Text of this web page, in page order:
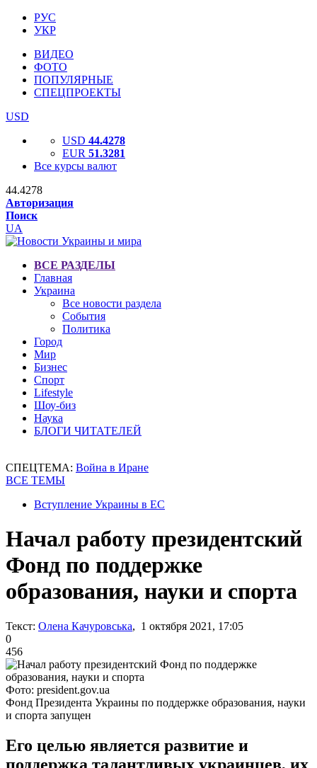
РУС
УКР
ВИДЕО
ФОТО
ПОПУЛЯРНЫЕ
СПЕЦПРОЕКТЫ
USD
USD 44.4278
EUR 51.3281
Все курсы валют
44.4278
Авторизация
Поиск
UA
ВСЕ РАЗДЕЛЫ
Главная
Украина
Все новости раздела
События
Политика
Город
Мир
Бизнес
Спорт
Lifestyle
Шоу-биз
Наука
БЛОГИ ЧИТАТЕЛЕЙ
СПЕЦТЕМА: Война в Иране
ВСЕ ТЕМЫ
Вступление Украины в ЕС
Начал работу президентский
Фонд по поддержке
образования, науки и спорта
Текст: Олена Качуровська, 1 октября 2021, 17:05
0
456
Фото: president.gov.ua
Фонд Президента Украины по поддержке образования, науки
и спорта запущен
Его целью является развитие и
поддержка талантливых украинцев, их